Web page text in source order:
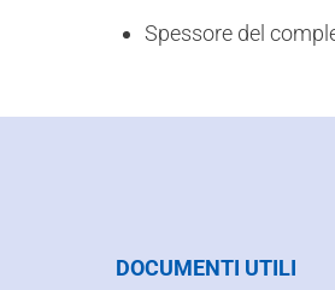
Spessore del
DOCUMENTI UTILI